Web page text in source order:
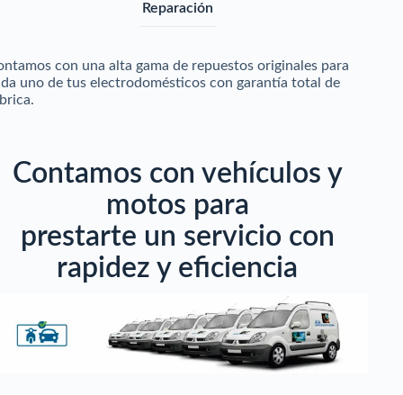
Reparación
con una alta gama de repuestos originales para
uno de tus electrodomésticos con garantía total de
Contamos con vehículos y
motos para
prestarte un servicio con
rapidez y eficiencia